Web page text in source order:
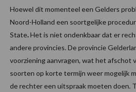
Hoewel dit momenteel een Gelders
Noord-Holland een soortgelijke
State.Het is niet ondenkbaar dat er
andere provincies. De provincie
voorziening aanvragen, wat het afschot
soorten op korte termijn weer mogelijk
de rechter een uitspraak moeten doen.